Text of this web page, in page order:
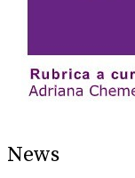
News